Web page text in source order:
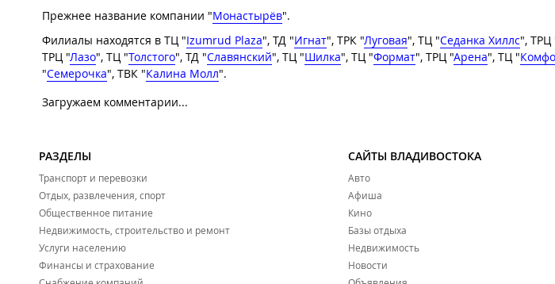
Прежнее название компании "Монастырёв".
Филиалы находятся в ТЦ "Izumrud Plaza", ТД "Игнат", ТРК "Луговая", ТЦ "Седанка Хиллс", ТРЦ
ТРЦ "Лазо", ТЦ "Толстого", ТД "Славянский", ТЦ "Шилка", ТЦ "Формат", ТРЦ "Арена", ТЦ "
"Семерочка", ТВК "Калина Молл".
Загружаем комментарии...
РАЗДЕЛЫ
Транспорт и перевозки
Отдых, развлечения, спорт
Общественное питание
Недвижимость, строительство и ремонт
Услуги населению
Финансы и страхование
САЙТЫ ВЛАДИВОСТОКА
Авто
Афиша
Кино
Базы отдыха
Недвижимость
Новости